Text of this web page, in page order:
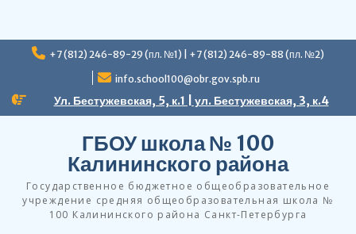
Перейти
+7 (812) 246-89-29 (пл. №1) | +7 (812) 246-89-88 (пл. №2)
info.school100@obr.gov.spb.ru
Ул. Бестужевская, 5, к.1 | ул. Бестужевская, 3, к.4
ГБОУ школа № 100
Калининского района
Государственное бюджетное общеобразовательное
учреждение средняя общеобразовательная школа №
100 Калининского района Санкт-Петербурга